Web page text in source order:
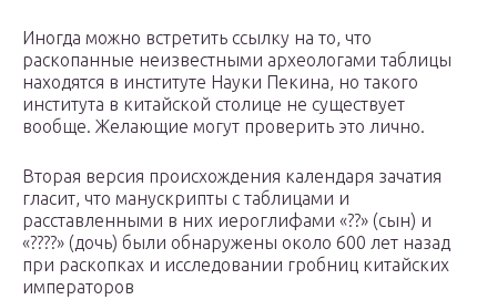
Иногда можно встретить ссылку на то, что
раскопанные неизвестными археологами таблицы
находятся в институте Науки Пекина, но такого
института в китайской столице не существует
вообще. Желающие могут проверить это лично.
Вторая версия происхождения календаря зачатия
гласит, что манускрипты с таблицами и
расставленными в них иероглифами «??» (сын) и
«????» (дочь) были обнаружены около 600 лет назад
при раскопках и исследовании гробниц китайских
императоров